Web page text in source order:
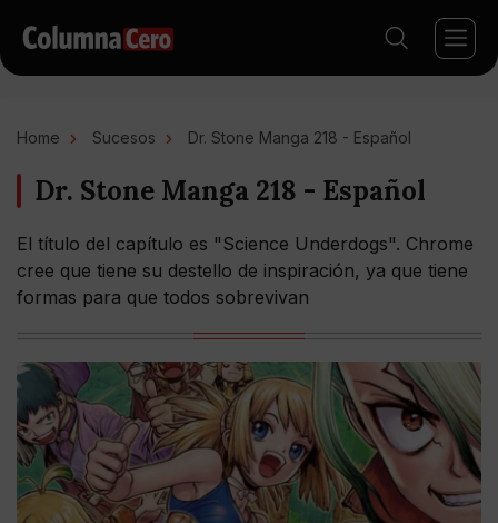
Home Sucesos Dr. Stone Manga 218 - Español
Dr. Stone Manga 218 - Español
El título del capítulo es "Science Underdogs". Chrome
cree que tiene su destello de inspiración, ya que tiene
formas para que todos sobrevivan